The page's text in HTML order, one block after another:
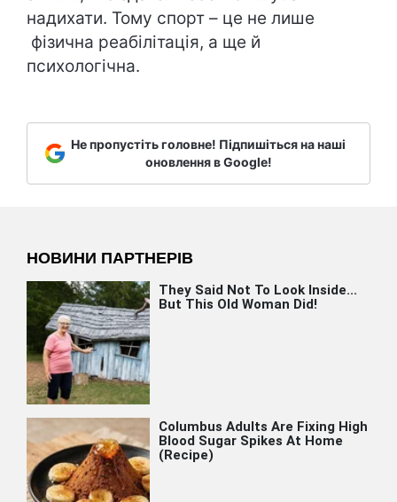
надихати. Тому спорт – це не лише
фізична реабілітація, а ще й
психологічна.
Не пропустіть головне! Підпишіться на наші
оновлення в Google!